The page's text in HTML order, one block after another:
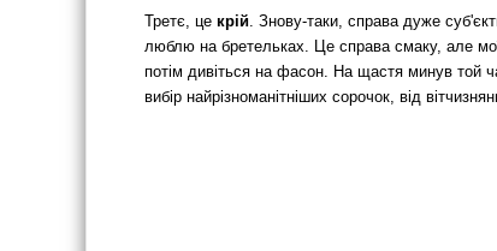
Третє, це крій. Знову-таки, справа дуже
люблю на бретельках. Це справа смаку, але
потім дивіться на фасон. На щастя минув той
вибір найрізноманітніших сорочок, від